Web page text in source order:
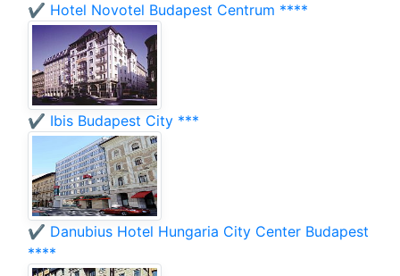
✔️ Hotel Novotel Budapest Centrum ****
✔️ Ibis Budapest City ***
✔️ Danubius Hotel Hungaria City Center Budapest
****